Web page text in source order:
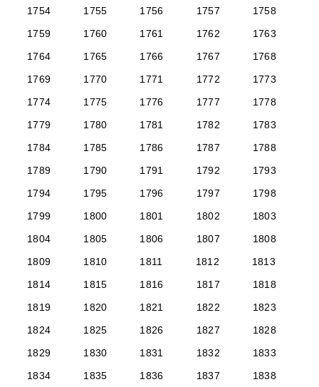
1754
1755 1756 1757
1758
1759
1760 1761 1762
1763
1764
1765 1766 1767
1768
1769
1770 1771 1772
1773
1774
1775 1776 1777
1778
1779
1780 1781 1782
1783
1784
1785 1786 1787
1788
1789
1790 1791 1792
1793
1794
1795 1796 1797
1798
1799
1800 1801 1802
1803
1804
1805 1806 1807
1808
1809
1810 1811 1812
1813
1814
1815 1816 1817
1818
1819
1820 1821 1822
1823
1824
1825 1826 1827
1828
1829
1830 1831 1832
1833
1834
1835 1836 1837
1838